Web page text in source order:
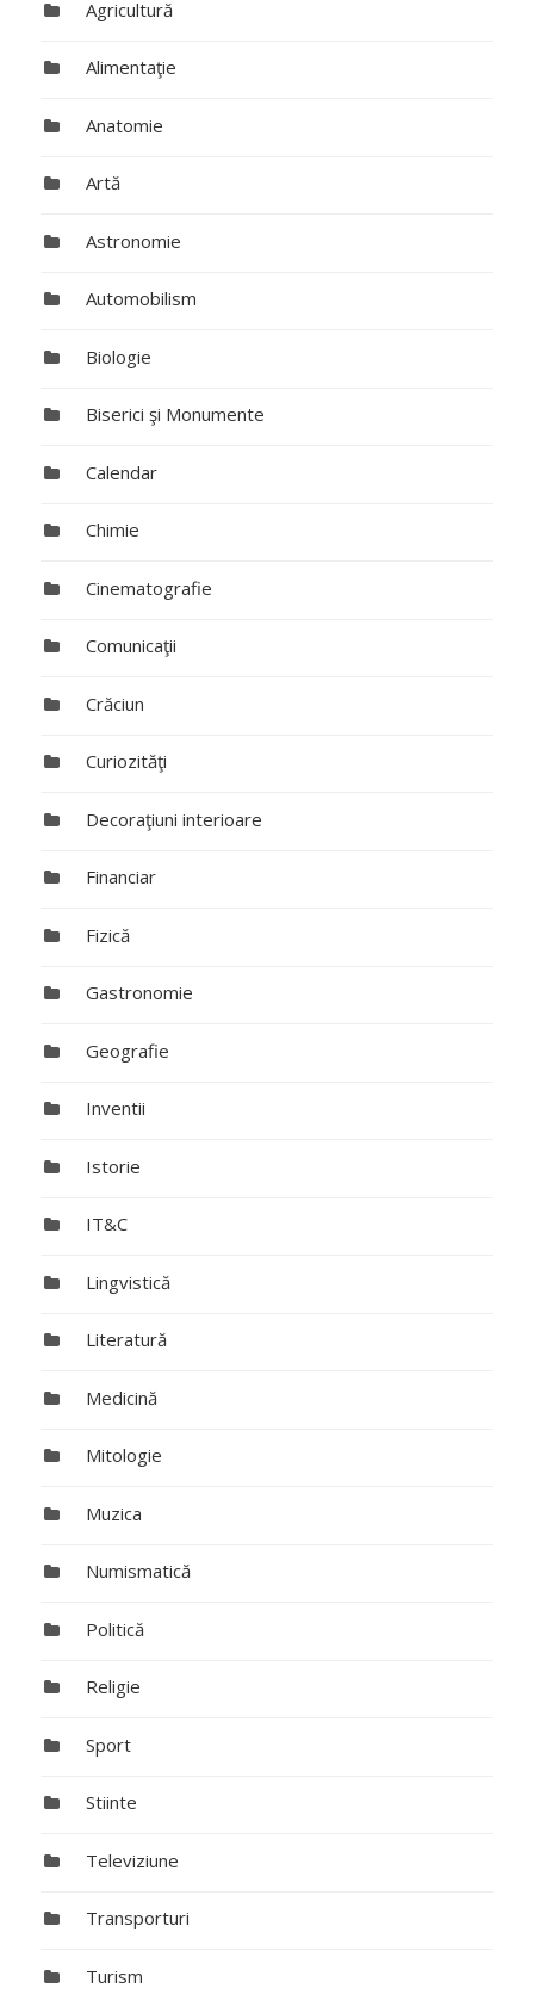
Agricultură
Alimentaţie
Anatomie
Artă
Astronomie
Automobilism
Biologie
Biserici şi Monumente
Calendar
Chimie
Cinematografie
Comunicaţii
Crăciun
Curiozităţi
Decoraţiuni interioare
Financiar
Fizică
Gastronomie
Geografie
Inventii
Istorie
IT&C
Lingvistică
Literatură
Medicină
Mitologie
Muzica
Numismatică
Politică
Religie
Sport
Stiinte
Televiziune
Transporturi
Turism